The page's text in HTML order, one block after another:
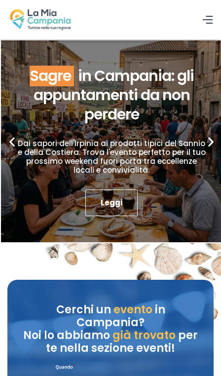
Sagre in Campania: gli
appuntamenti da non
perdere
Dai sapori dell'Irpinia ai prodotti tipici del Sannio
e della Costiera. Trova l'evento perfetto per il tuo
prossimo weekend fuori porta tra eccellenze
locali e convivialità.
Leggi
Cerchi unevento in
Campania?
Noi lo abbiamo già trovatoper
te nella sezione eventi!